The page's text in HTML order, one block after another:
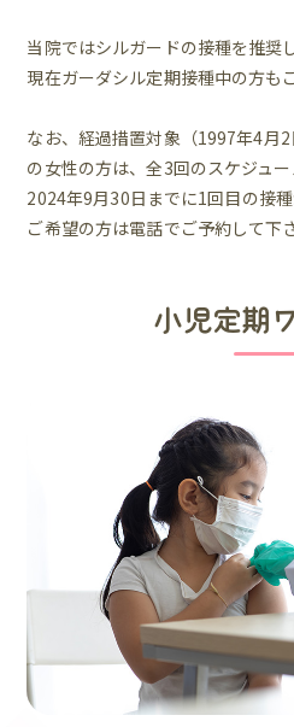
当院ではシルガードの接種を推奨
現在ガーダシル定期接種中の方も
なお、経過措置対象（1997年4月2
の女性の方は、全3回のスケジュ
2024年9月30日までに1回目の接種
ご希望の方は電話でご予約して下
小児定期